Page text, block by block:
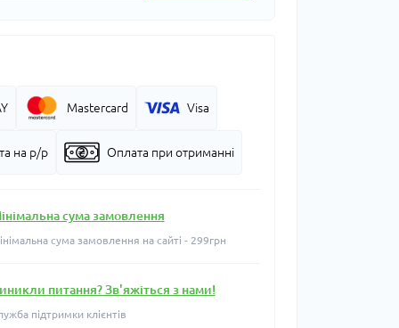
Mastercard Visa
на р/р Оплата при отриманні
сума замовлення
сума замовлення на сайті - 299грн
питання? Зв'яжіться з нами!
підтримки клієнтів